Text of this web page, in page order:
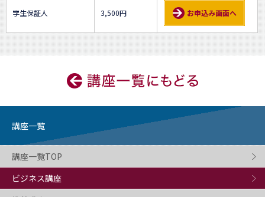
学生保証人 3,500円 お申込み画面へ
講座一覧
講座一覧TOP
ビジネス講座